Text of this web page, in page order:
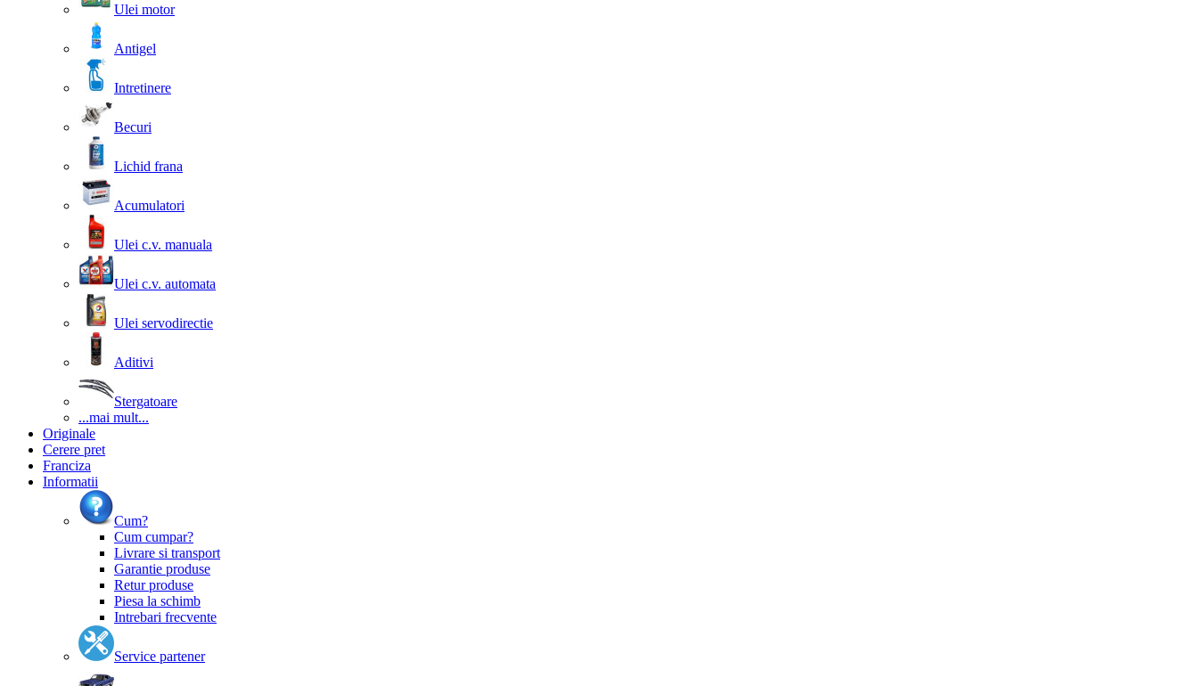
Ulei motor
Antigel
Intretinere
Becuri
Lichid frana
Acumulatori
Ulei c.v. manuala
Ulei c.v. automata
Ulei servodirectie
Aditivi
Stergatoare
...mai mult...
Originale
Cerere pret
Franciza
Informatii
Cum?
Cum cumpar?
Livrare si transport
Garantie produse
Retur produse
Piesa la schimb
Intrebari frecvente
Service partener